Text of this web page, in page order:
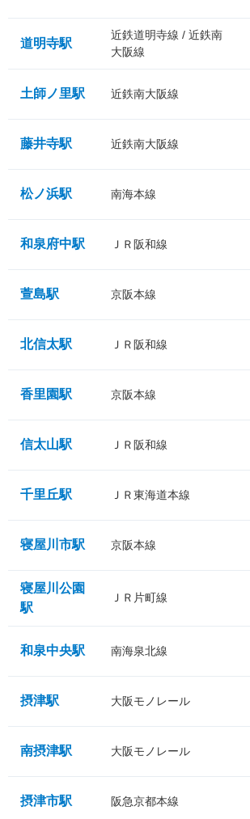
道明寺駅
近鉄道明寺線 / 近鉄南
大阪線
土師ノ里駅 近鉄南大阪線
藤井寺駅 近鉄南大阪線
松ノ浜駅 南海本線
和泉府中駅 ＪＲ阪和線
萱島駅 京阪本線
北信太駅 ＪＲ阪和線
香里園駅 京阪本線
信太山駅 ＪＲ阪和線
千里丘駅 ＪＲ東海道本線
寝屋川市駅 京阪本線
寝屋川公園
駅
ＪＲ片町線
和泉中央駅 南海泉北線
摂津駅 大阪モノレール
南摂津駅 大阪モノレール
摂津市駅 阪急京都本線